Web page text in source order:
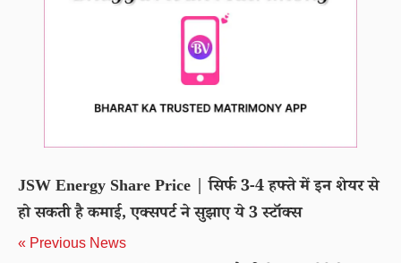
JSW Energy Share Price | सिर्फ 3-4 हफ्ते में इन शेयर से
हो सकती है कमाई, एक्सपर्ट ने सुझाए ये 3 स्टॉक्स
« Previous News